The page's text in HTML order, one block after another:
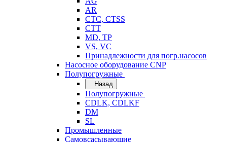
AR
CTC, CTSS
CTT
MD, TP
VS, VC
Принадлежности для погр.насосов
Насосное оборудование CNP
Полупогружные
Назад
Полупогружные
CDLK, CDLKF
DM
SL
Промышленные
Самовсасывающие